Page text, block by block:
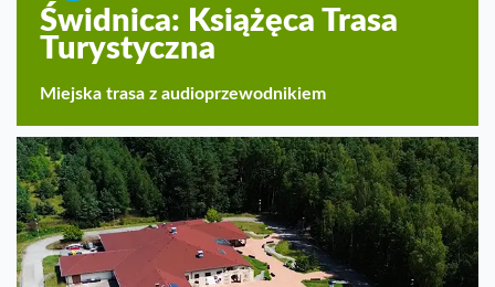
Świdnica: Książęca Trasa
Turystyczna
Miejska trasa z audioprzewodnikiem